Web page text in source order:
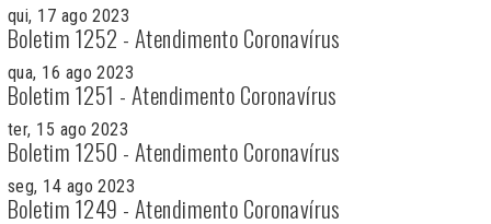
qui, 17 ago 2023
Boletim 1252 - Atendimento Coronavírus
qua, 16 ago 2023
Boletim 1251 - Atendimento Coronavírus
ter, 15 ago 2023
Boletim 1250 - Atendimento Coronavírus
seg, 14 ago 2023
Boletim 1249 - Atendimento Coronavírus